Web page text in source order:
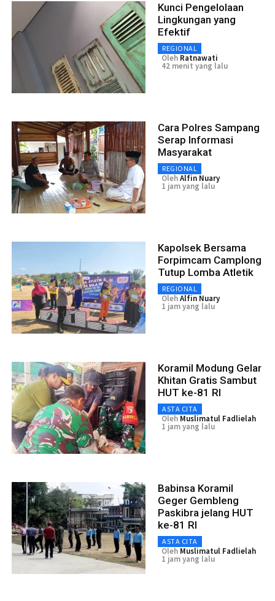
Kunci Pengelolaan
Lingkungan yang
Efektif
REGIONAL
Oleh Ratnawati
42 menit yang lalu
Cara Polres Sampang
Serap Informasi
Masyarakat
REGIONAL
OlehAlfin Nuary
1 jam yang lalu
Kapolsek Bersama
Forpimcam Camplong
Tutup Lomba Atletik
REGIONAL
OlehAlfin Nuary
1 jam yang lalu
Koramil Modung Gelar
Khitan Gratis Sambut
HUT ke-81 RI
ASTA CITA
Oleh Muslimatul Fadlielah
1 jam yang lalu
Babinsa Koramil
Geger Gembleng
Paskibra jelang HUT
ke-81 RI
ASTA CITA
Oleh Muslimatul Fadlielah
1 jam yang lalu